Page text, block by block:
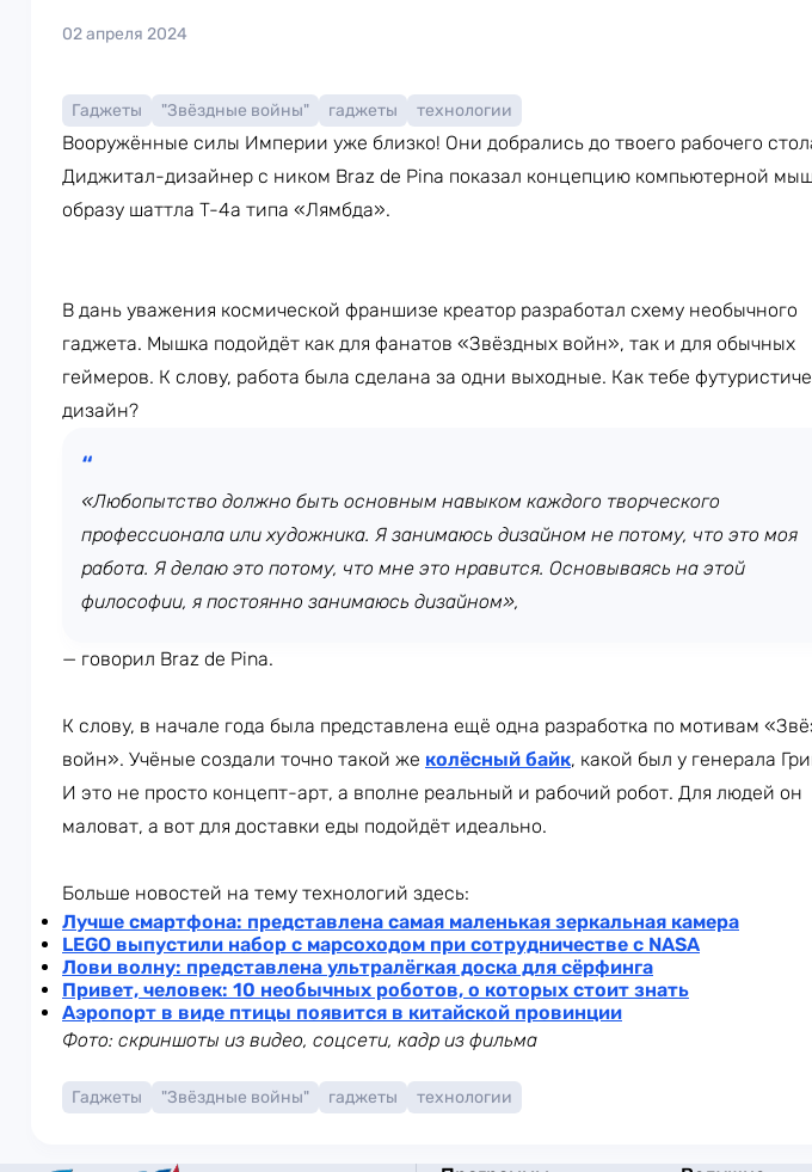
02 апреля 2024
Гаджеты "Звёздные войны" гаджеты технологии
Вооружённые силы Империи уже близко! Они добрались до твоего рабочего
Диджитал-дизайнер с ником Braz de Pina показал концепцию компьютерной
образу шаттла T-4a типа «Лямбда».
В дань уважения космической франшизе креатор разработал схему необычного
гаджета. Мышка подойдёт как для фанатов «Звёздных войн», так и для обычных
геймеров. К слову, работа была сделана за одни выходные. Как тебе
дизайн?
«Любопытство должно быть основным навыком каждого творческого
профессионала или художника. Я занимаюсь дизайном не потому, что это моя
работа. Я делаю это потому, что мне это нравится. Основываясь на этой
философии, я постоянно занимаюсь дизайном»,
— говорил Braz de Pina.
К слову, в начале года была представлена ещё одна разработка по мотивам
войн». Учёные создали точно такой же колёсный байк, какой был у генерала
И это не просто концепт-арт, а вполне реальный и рабочий робот. Для людей он
маловат, а вот для доставки еды подойдёт идеально.
Больше новостей на тему технологий здесь:
Лучше смартфона: представлена самая маленькая зеркальная камера
LEGO выпустили набор с марсоходом при сотрудничестве с NASA
Лови волну: представлена ультралёгкая доска для сёрфинга
Привет, человек: 10 необычных роботов, о которых стоит знать
Аэропорт в виде птицы появится в китайской провинции
Фото: скриншоты из видео, соцсети, кадр из фильма
Гаджеты "Звёздные войны" гаджеты технологии